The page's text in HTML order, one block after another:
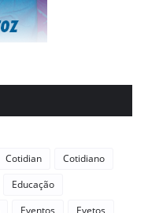
Cotidian
Cotidiano
Educação
Eventos Evetos